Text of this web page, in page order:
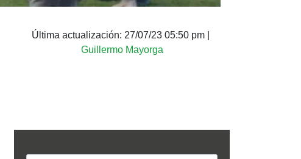
Última actualización: 27/07/23 05:50 pm
Guillermo Mayorga